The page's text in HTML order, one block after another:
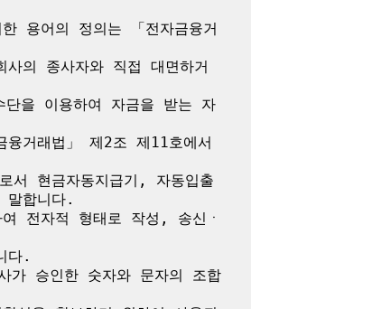
용어의 정의는 「전자금융거
의 종사자와 직접 대면하거
을 이용하여 자금을 받는 자
거래법」 제2조 제11호에서
서 현금자동지급기, 자동입출
합니다.
전자적 형태로 작성, 송신ㆍ
다.
가 승인한 숫자와 문자의 조합